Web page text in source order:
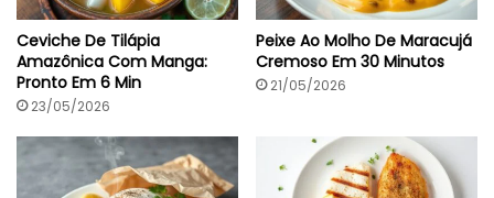
Ceviche De Tilápia
Amazônica Com Manga:
Pronto Em 6 Min
23/05/2026
Peixe Ao Molho De Maracujá
Cremoso Em 30 Minutos
21/05/2026